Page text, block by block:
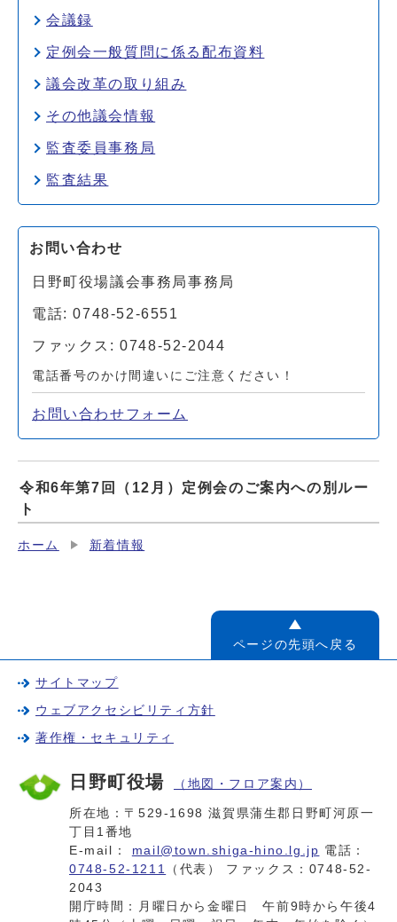
会議録
定例会一般質問に係る配布資料
議会改革の取り組み
その他議会情報
監査委員事務局
監査結果
お問い合わせ
日野町役場議会事務局事務局
電話: 0748-52-6551
ファックス: 0748-52-2044
電話番号のかけ間違いにご注意ください！
お問い合わせフォーム
令和6年第7回（12月）定例会のご案内への別ルー
ト
ホーム 新着情報
ページの先頭へ戻る
サイトマップ
ウェブアクセシビリティ方針
著作権・セキュリティ
日野町役場 （地図・フロア案内）
所在地：〒529-1698 滋賀県蒲生郡日野町河原一
丁目1番地
E-mail： mail@town.shiga-hino.lg.jp 電話：
0748-52-1211
（代表） ファックス：0748-52-
2043
開庁時間：月曜日から金曜日 午前9時から午後4